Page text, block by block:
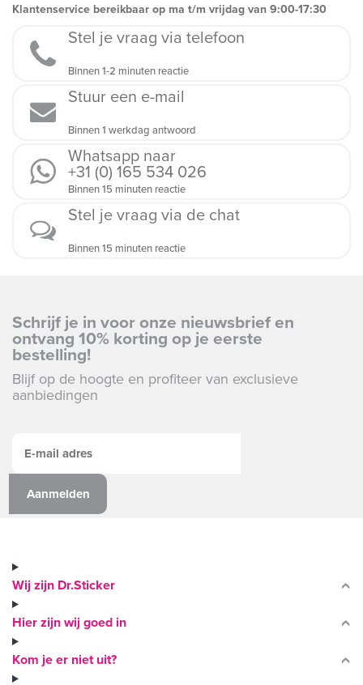
Klantenservice bereikbaar op ma t/m vrijdag van 9:00-17:30
Stel je vraag via telefoon
Binnen 1-2 minuten reactie
Stuur een e-mail
Binnen 1 werkdag antwoord
Whatsapp naar
+31 (0) 165 534 026
Binnen 15 minuten reactie
Stel je vraag via de chat
Binnen 15 minuten reactie
Schrijf je in voor onze nieuwsbrief en
ontvang 10% korting op je eerste
bestelling!
Blijf op de hoogte en profiteer van exclusieve
aanbiedingen
Wij zijn Dr.Sticker
Hier zijn wij goed in
Kom je er niet uit?